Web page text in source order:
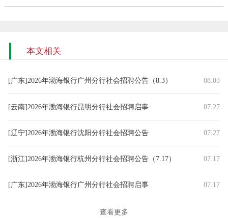
本文相关
[广东]2026年渤海银行广州分行社会招聘公告（8.3） 08.03
[云南]2026年渤海银行昆明分行社会招聘启事 07.27
[辽宁]2026年渤海银行沈阳分行社会招聘公告 07.27
[浙江]2026年渤海银行杭州分行社会招聘公告（7.17） 07.17
[广东]2026年渤海银行广州分行社会招聘启事 07.17
[陕西]2026年渤海银行西安分行社会招聘公告（7.16）
查看更多